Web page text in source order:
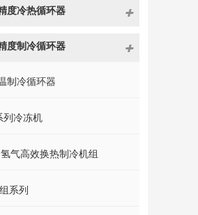
度冷热循环器
度制冷循环器
制冷循环器
列冷冻机
气高效换热制冷机组
系列